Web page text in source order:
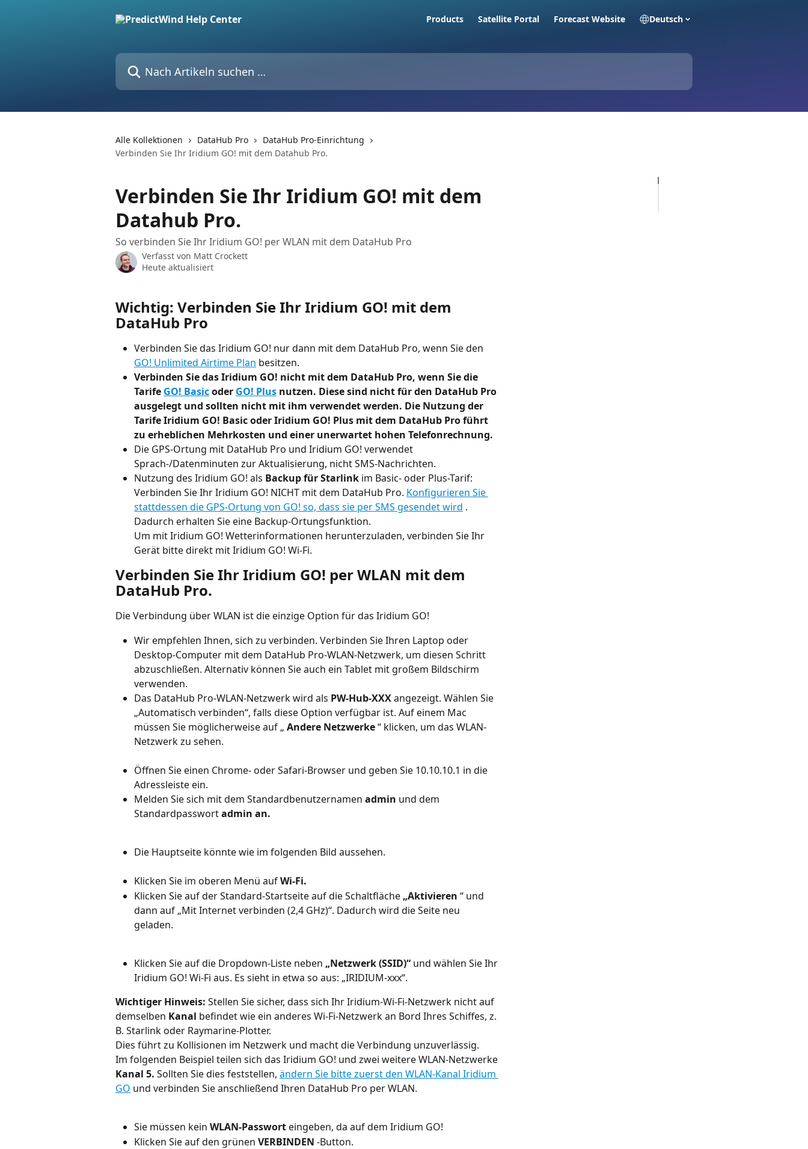
Products Satellite Portal Forecast Website Deutsch
Nach Artikeln suchen …
Alle Kollektionen DataHub Pro
DataHub Pro-Einrichtung
Verbinden Sie Ihr Iridium GO! mit dem Datahub Pro.
Verbinden Sie Ihr Iridium GO! mit dem
Datahub Pro.
So verbinden Sie Ihr Iridium GO! per WLAN mit dem DataHub Pro
Verfasst von Matt Crockett
Heute aktualisiert
Wichtig: Verbinden Sie Ihr Iridium GO! mit dem
DataHub Pro
Verbinden Sie das Iridium GO! nur dann mit dem DataHub Pro, wenn Sie den
GO! Unlimited Airtime Plan besitzen.
Verbinden Sie das Iridium GO! nicht mit dem DataHub Pro, wenn Sie die
Tarife GO! Basic oder GO! Plus nutzen. Diese sind nicht für den DataHub Pro
ausgelegt und sollten nicht mit ihm verwendet werden. Die Nutzung der
Tarife Iridium GO! Basic oder Iridium GO! Plus mit dem DataHub Pro führt
zu erheblichen Mehrkosten und einer unerwartet hohen Telefonrechnung.
Die GPS-Ortung mit DataHub Pro und Iridium GO! verwendet
Sprach-/Datenminuten zur Aktualisierung, nicht SMS-Nachrichten.
Nutzung des Iridium GO! als Backup für Starlink im Basic- oder Plus-Tarif:
Verbinden Sie Ihr Iridium GO! NICHT mit dem DataHub Pro. Konfigurieren Sie
stattdessen die GPS-Ortung von GO! so, dass sie per SMS gesendet wird .
Dadurch erhalten Sie eine Backup-Ortungsfunktion.
Um mit Iridium GO! Wetterinformationen herunterzuladen, verbinden Sie Ihr
Gerät bitte direkt mit Iridium GO! Wi-Fi.
Verbinden Sie Ihr Iridium GO! per WLAN mit dem
DataHub Pro.
Die Verbindung über WLAN ist die einzige Option für das Iridium GO!
Wir empfehlen Ihnen, sich zu verbinden. Verbinden Sie Ihren Laptop oder
Desktop-Computer mit dem DataHub Pro-WLAN-Netzwerk, um diesen Schritt
abzuschließen. Alternativ können Sie auch ein Tablet mit großem Bildschirm
verwenden.
Das DataHub Pro-WLAN-Netzwerk wird als PW-Hub-XXX angezeigt. Wählen Sie
„Automatisch verbinden“, falls diese Option verfügbar ist. Auf einem Mac
müssen Sie möglicherweise auf „ Andere Netzwerke “ klicken, um das WLAN-
Netzwerk zu sehen.
Öffnen Sie einen Chrome- oder Safari-Browser und geben Sie 10.10.10.1 in die
Adressleiste ein.
Melden Sie sich mit dem Standardbenutzernamen admin und dem
Standardpasswort admin an.
Die Hauptseite könnte wie im folgenden Bild aussehen.
Klicken Sie im oberen Menü auf Wi-Fi.
Klicken Sie auf der Standard-Startseite auf die Schaltfläche „Aktivieren “ und
dann auf „Mit Internet verbinden (2,4 GHz)“. Dadurch wird die Seite neu
geladen.
Klicken Sie auf die Dropdown-Liste neben „Netzwerk (SSID)“ und wählen Sie Ihr
Iridium GO! Wi-Fi aus. Es sieht in etwa so aus: „IRIDIUM-xxx“.
Wichtiger Hinweis: Stellen Sie sicher, dass sich Ihr Iridium-Wi-Fi-Netzwerk nicht auf
demselben Kanal befindet wie ein anderes Wi-Fi-Netzwerk an Bord Ihres Schiffes, z.
B. Starlink oder Raymarine-Plotter.
Dies führt zu Kollisionen im Netzwerk und macht die Verbindung unzuverlässig.
Im folgenden Beispiel teilen sich das Iridium GO! und zwei weitere WLAN-Netzwerke
Kanal 5. Sollten Sie dies feststellen, ändern Sie bitte zuerst den WLAN-Kanal Iridium
GO und verbinden Sie anschließend Ihren DataHub Pro per WLAN.
Sie müssen kein WLAN-Passwort eingeben, da auf dem Iridium GO!
Klicken Sie auf den grünen VERBINDEN -Button.